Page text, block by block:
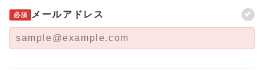
必須 メールアドレス